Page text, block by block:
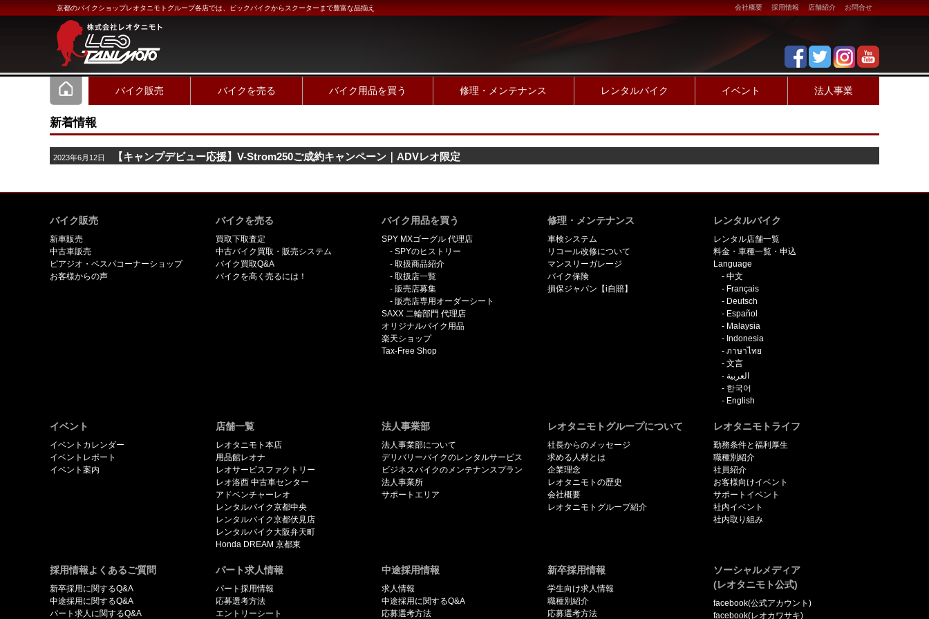
会社概要 採用情報 店舗紹介 お問合せ
京都のバイクショップレオタニモトグループ各店では、ビックバイクからスクーターまで豊富な品揃え
バイク販売 バイクを売る バイク用品を買う 修理・メンテナンス レンタルバイク イベント 法人事業
新着情報
2023年6月12日 【キャンプデビュー応援】V-Strom250ご成約キャンペーン｜ADVレオ限定
バイク販売
新車販売
中古車販売
ピアジオ・ベスパコーナーショップ
お客様からの声
バイクを売る
買取下取査定
中古バイク買取・販売システム
バイク買取Q&A
バイクを高く売るには！
バイク用品を買う
SPY MXゴーグル 代理店
SPYのヒストリー
取扱商品紹介
取扱店一覧
販売店募集
販売店専用オーダーシート
SAXX 二輪部門 代理店
オリジナルバイク用品
楽天ショップ
Tax-Free Shop
修理・メンテナンス
車検システム
リコール改修について
マンスリーガレージ
バイク保険
損保ジャパン【i自賠】
レンタルバイク
レンタル店舗一覧
料金・車種一覧・申込
Language
中文
Français
Deutsch
Español
Malaysia
Indonesia
ภาษาไทย
文言
العربية
한국어
English
イベント
イベントカレンダー
イベントレポート
イベント案内
店舗一覧
レオタニモト本店
用品館レオナ
レオサービスファクトリー
レオ洛西 中古車センター
アドベンチャーレオ
レンタルバイク京都中央
レンタルバイク京都伏見店
レンタルバイク大阪弁天町
Honda DREAM 京都東
法人事業部
法人事業部について
デリバリーバイクのレンタルサービス
ビジネスバイクのメンテナンスプラン
法人事業所
サポートエリア
レオタニモトグループについて
社長からのメッセージ
求める人材とは
企業理念
レオタニモトの歴史
会社概要
レオタニモトグループ紹介
レオタニモトライフ
勤務条件と福利厚生
職種別紹介
社員紹介
お客様向けイベント
サポートイベント
社内イベント
社内取り組み
採用情報よくあるご質問
新卒採用に関するQ&A
中途採用に関するQ&A
パート求人に関するQ&A
パート求人情報
パート採用情報
応募選考方法
エントリーシート
中途採用情報
求人情報
中途採用に関するQ&A
応募選考方法
新卒採用情報
学生向け求人情報
職種別紹介
応募選考方法
ソーシャルメディア
(レオタニモト公式)
facebook(公式アカウント)
facebook(レオカワサキ)